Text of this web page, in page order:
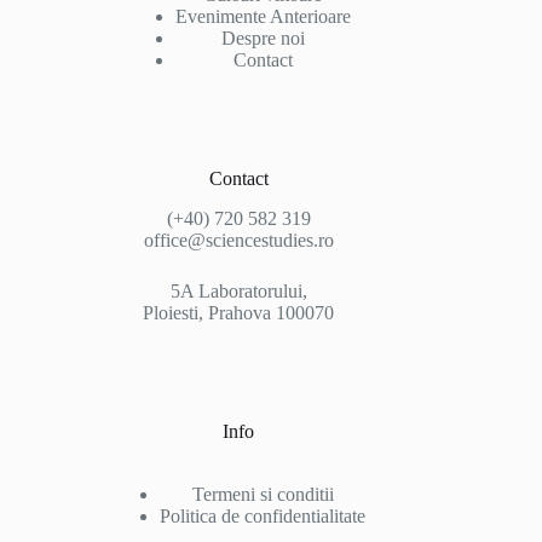
Evenimente Anterioare
Despre noi
Contact
Contact
(+40) 720 582 319
office@sciencestudies.ro
5A Laboratorului,
Ploiesti, Prahova 100070
Info
Termeni si conditii
Politica de confidentialitate